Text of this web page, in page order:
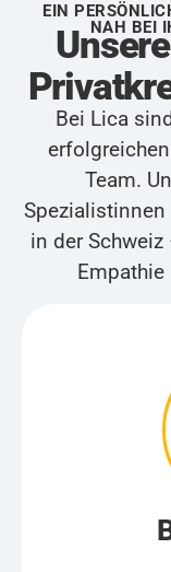
EIN
NAH BEI
Bei Lica
Team.
in der
Empathie